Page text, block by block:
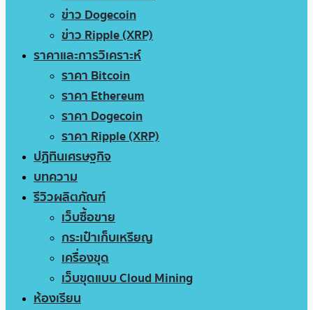
ข่าว Dogecoin
ข่าว Ripple (XRP)
ราคาและการวิเคราะห์
ราคา Bitcoin
ราคา Ethereum
ราคา Dogecoin
ราคา Ripple (XRP)
ปฏิทินเศรษฐกิจ
บทความ
รีวิวผลิตภัณฑ์
เว็บซื้อขาย
กระเป๋าเก็บเหรียญ
เครื่องขุด
เว็บขุดแบบ Cloud Mining
ห้องเรียน